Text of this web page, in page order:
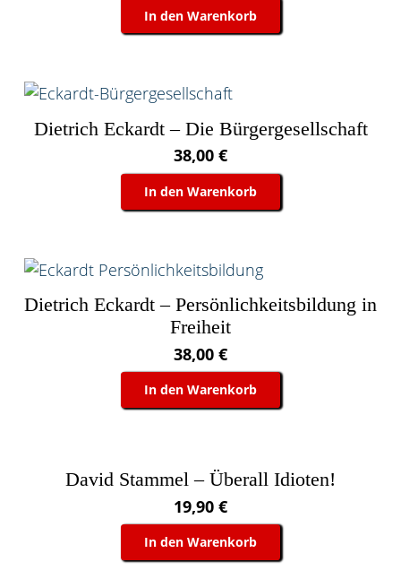
In den Warenkorb
Dietrich Eckardt – Die Bürgergesellschaft
38,00 €
In den Warenkorb
Dietrich Eckardt – Persönlichkeitsbildung in
Freiheit
38,00 €
In den Warenkorb
David Stammel – Überall Idioten!
19,90 €
In den Warenkorb